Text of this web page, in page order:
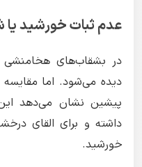
عدم ثبات خورشید یا
در بشقاب‌های
دیده می‌شود. اما
پیشین نشان می‌دهد
داشته و برای القای
خورشید.